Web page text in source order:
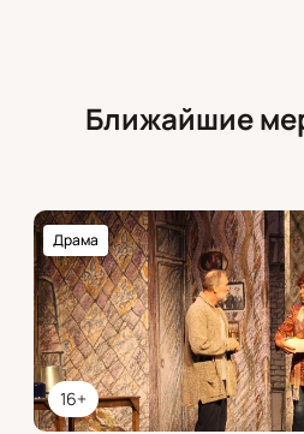
Ближайшие
16+
Драма